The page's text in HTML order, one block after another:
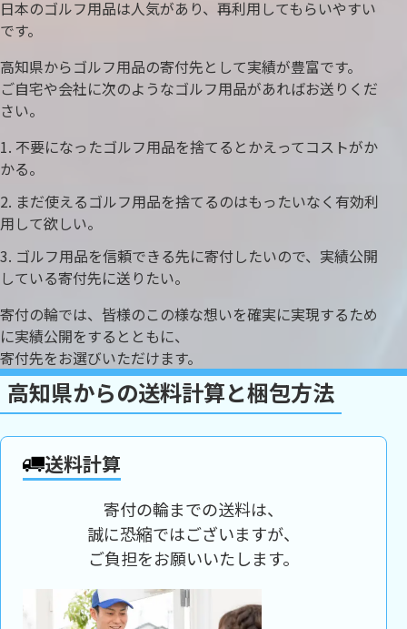
日本のゴルフ用品は人気があり、再利用してもらいやすい
です。
高知県からゴルフ用品の寄付先として実績が豊富です。
ご自宅や会社に次のようなゴルフ用品があればお送りくだ
さい。
不要になったゴルフ用品を捨てるとかえってコストがか
かる。
まだ使えるゴルフ用品を捨てるのはもったいなく有効利
用して欲しい。
ゴルフ用品を信頼できる先に寄付したいので、実績公開
している寄付先に送りたい。
寄付の輪では、皆様のこの様な想いを確実に実現するため
に実績公開をするとともに、
寄付先をお選びいただけます。
高知県からの送料計算と梱包方法
送料計算
寄付の輪までの送料は、
誠に恐縮ではございますが、
ご負担をお願いいたします。